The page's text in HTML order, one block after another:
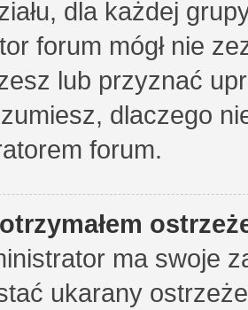
dla każdej
forum mógł nie
lub przyznać
dlaczego
forum.
ma swoje
ukarany